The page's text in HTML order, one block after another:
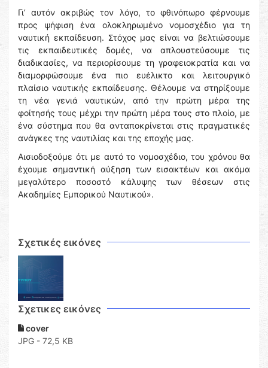
Γι’ αυτόν ακριβώς τον λόγο, το φθινόπωρο φέρνουμε
προς ψήφιση ένα ολοκληρωμένο νομοσχέδιο για τη
ναυτική εκπαίδευση. Στόχος μας είναι να βελτιώσουμε
τις εκπαιδευτικές δομές, να απλουστεύσουμε τις
διαδικασίες, να περιορίσουμε τη γραφειοκρατία και να
διαμορφώσουμε ένα πιο ευέλικτο και λειτουργικό
πλαίσιο ναυτικής εκπαίδευσης. Θέλουμε να στηρίξουμε
τη νέα γενιά ναυτικών, από την πρώτη μέρα της
φοίτησής τους μέχρι την πρώτη μέρα τους στο πλοίο, με
ένα σύστημα που θα ανταποκρίνεται στις πραγματικές
ανάγκες της ναυτιλίας και της εποχής μας.
Αισιοδοξούμε ότι με αυτό το νομοσχέδιο, του χρόνου θα
έχουμε σημαντική αύξηση των εισακτέων και ακόμα
μεγαλύτερο ποσοστό κάλυψης των θέσεων στις
Ακαδημίες Εμπορικού Ναυτικού».
Σχετικές εικόνες
Σχετικες εικόνες
cover
JPG - 72,5 KB